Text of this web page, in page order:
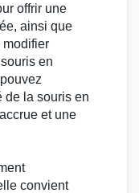
offrir une
ainsi que
modifier
en
de la souris en
et une
convient